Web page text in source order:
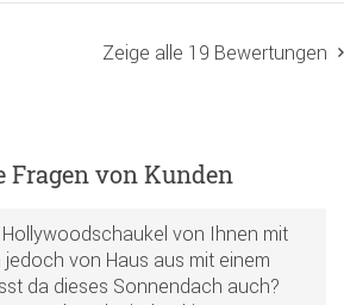
Zeige alle 19 Bewertungen
Fragen von Kunden
von Ihnen mit
jedoch von Haus aus mit einem
da dieses Sonnendach auch?